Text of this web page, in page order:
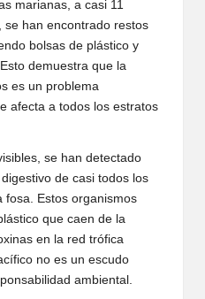
marianas, a casi 11
se han encontrado restos
bolsas de plástico y
demuestra que la
es un problema
afecta a todos los estratos
se han detectado
de casi todos los
fosa. Estos organismos
que caen de la
en la red trófica
no es un escudo
ambiental.